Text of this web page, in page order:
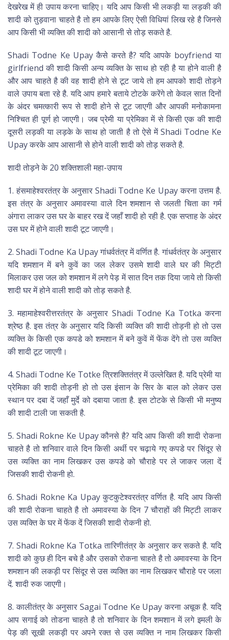
देखरेख में ही उपाय करना चाहिए। यदि आप किसी भी लकड़ी या लड़की की
शादी को तुड़वाना चाहते है तो हम आपके लिए ऐसी विधियां लिख रहे है जिनसे
आप किसी भी व्यक्ति की शादी को आसानी से तोड़ सकते है.
Shadi Todne Ke Upay कैसे करते है? यदि आपके boyfriend या
girlfriend की शादी किसी अन्य व्यक्ति के साथ हो रही है या होने वाली है
और आप चाहते है की वह शादी होने से टूट जाये तो हम आपको शादी तोड़ने
वाले उपाय बता रहे है. यदि आप हमारे बताये टोटके करेंगे तो केवल सात दिनों
के अंदर चमत्कारी रूप से शादी होने से टूट जाएगी और आपकी मनोकामना
निश्चित ही पूर्ण हो जाएगी। जब प्रेमी या प्रेमिका में से किसी एक की शादी
दूसरी लड़की या लड़के के साथ हो जाती है तो ऐसे में Shadi Todne Ke
Upay करके आप आसानी से होने वाली शादी को तोड़ सकते है.
शादी तोड़ने के 20 शक्तिशाली महा-उपाय
1. हंसमाहेश्वरतंत्र के अनुसार Shadi Todne Ke Upay करना उत्तम है.
इस तंत्र के अनुसार अमावस्या वाले दिन शमशान से जलती चिता का गर्म
अंगारा लाकर उस घर के बाहर रख दें जहाँ शादी हो रही है. एक सप्ताह के अंदर
उस घर में होने वाली शादी टूट जाएगी।
2. Shadi Todne Ka Upay गांधर्वतंत्र में वर्णित है. गांधर्वतंत्र के अनुसार
यदि शमशान में बने कुवें का जल लेकर उसमे शादी वाले घर की मिट्टी
मिलाकर उस जल को शमशान में लगे पेड़ में सात दिन तक दिया जाये तो किसी
शादी घर में होने वाली शादी को तोड़ सकते है.
3. महामाहेश्वरीत्तरतंत्र के अनुसार Shadi Todne Ka Totka करना
श्रेष्ठ है. इस तंत्र के अनुसार यदि किसी व्यक्ति की शादी तोड़नी हो तो उस
व्यक्ति के किसी एक कपडे को शमशान में बने कुवें में फेंक देंगे तो उस व्यक्ति
की शादी टूट जाएगी।
4. Shadi Todne Ke Totke त्रिशक्तितंत्र में उल्लेखित है. यदि प्रेमी या
प्रेमिका की शादी तोड़नी हो तो उस इंसान के सिर के बाल को लेकर उस
स्थान पर दबा दें जहाँ मुर्दे को दबाया जाता है. इस टोटके से किसी भी मनुष्य
की शादी टाली जा सकती है.
5. Shadi Rokne Ke Upay कौनसे है? यदि आप किसी की शादी रोकना
चाहते है तो शनिवार वाले दिन किसी अर्थी पर चढ़ाये गए कपडे पर सिंदूर से
उस व्यक्ति का नाम लिखकर उस कपडे को चौराहे पर ले जाकर जला दें
जिसकी शादी रोकनी हो.
6. Shadi Rokne Ka Upay कुटकुटेश्वरतंत्र वर्णित है. यदि आप किसी
की शादी रोकना चाहते है तो अमावस्या के दिन 7 चौराहों की मिट्टी लाकर
उस व्यक्ति के घर में फेंक दें जिसकी शादी रोकनी हो.
7. Shadi Rokne Ka Totka तारिणीतंत्र के अनुसार कर सकते है. यदि
शादी को कुछ ही दिन बचे है और उसको रोकना चाहते है तो अमावस्या के दिन
शमशान की लकड़ी पर सिंदूर से उस व्यक्ति का नाम लिखकर चौराहे पर जला
दें. शादी रुक जाएगी।
8. कालीतंत्र के अनुसार Sagai Todne Ke Upay करना अचूक है. यदि
आप सगाई को तोडना चाहते है तो शनिवार के दिन शमशान में लगे इमली के
पेड़ की सूखी लकड़ी पर अपने रक्त से उस व्यक्ति न नाम लिखकर किसी